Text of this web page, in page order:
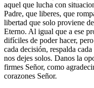
aquel que lucha con
Padre, que liberes, que
libertad que solo proviene
Eterno. Al igual que a ese
difíciles de poder hacer,
cada decisión, respalda
nos dejes solos. Danos la
firmes Señor, como
corazones Señor.